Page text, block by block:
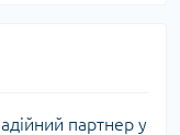
партнер у